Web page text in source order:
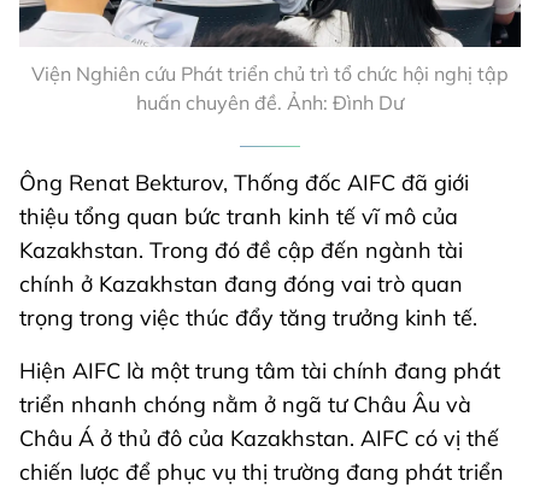
Viện Nghiên cứu Phát triển chủ trì tổ chức hội nghị tập
huấn chuyên đề. Ảnh: Đình Dư
Ông Renat Bekturov, Thống đốc AIFC đã giới
thiệu tổng quan bức tranh kinh tế vĩ mô của
Kazakhstan. Trong đó đề cập đến ngành tài
chính ở Kazakhstan đang đóng vai trò quan
trọng trong việc thúc đẩy tăng trưởng kinh tế.
Hiện AIFC là một trung tâm tài chính đang phát
triển nhanh chóng nằm ở ngã tư Châu Âu và
Châu Á ở thủ đô của Kazakhstan. AIFC có vị thế
chiến lược để phục vụ thị trường đang phát triển